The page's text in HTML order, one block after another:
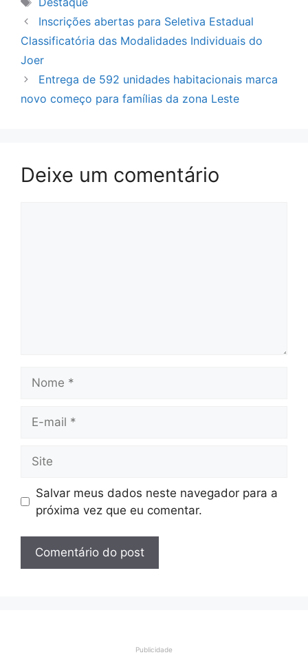
Inscrições abertas para Seletiva Estadual
Classificatória das Modalidades Individuais do
Joer
Entrega de 592 unidades habitacionais marca
novo começo para famílias da zona Leste
Deixe um comentário
mail
Salvar meus dados neste navegador para a
próxima vez que eu comentar.
Publicidade